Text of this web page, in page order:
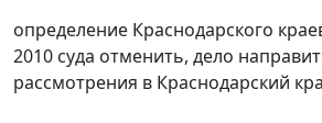
определение Краснодарского
2010 суда отменить, дело
рассмотрения в Краснодарский